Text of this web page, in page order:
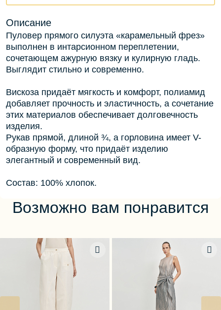
Описание
Пуловер прямого силуэта «карамельный фрез»
выполнен в интарсионном переплетении,
сочетающем ажурную вязку и кулирную гладь.
Выглядит стильно и современно.
Вискоза придаёт мягкость и комфорт, полиамид
добавляет прочность и эластичность, а сочетание
этих материалов обеспечивает долговечность
изделия.
Рукав прямой, длиной ¾, а горловина имеет V-
образную форму, что придаёт изделию
элегантный и современный вид.
Состав: 100% хлопок.
Возможно вам понравится